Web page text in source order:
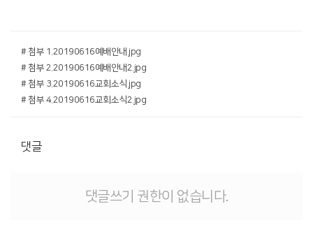
# 첨부 1.20190616예배안내.jpg
# 첨부 2.20190616예배안내2.jpg
# 첨부 3.20190616교회소식.jpg
# 첨부 4.20190616교회소식2.jpg
댓글
댓글쓰기 권한이 없습니다.